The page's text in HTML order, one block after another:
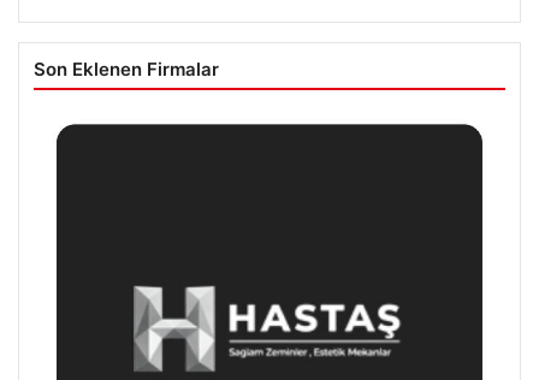
Son Eklenen Firmalar